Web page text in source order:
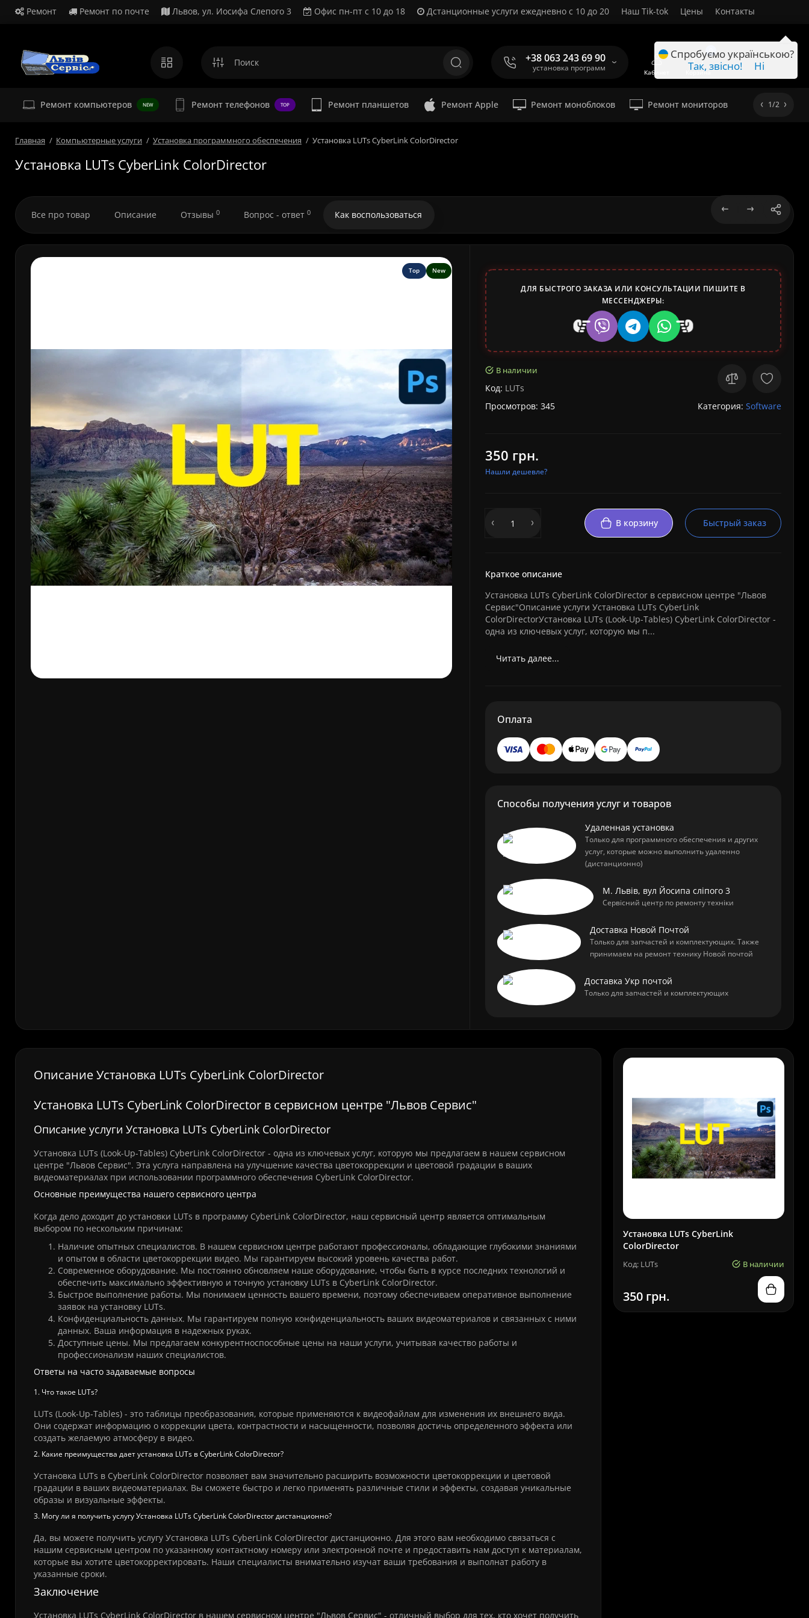
Ремонт Ремонт по почте Львов, ул. Иосифа Слепого 3 Офис пн-пт с 10 до 18 Дстанционные услуги ежедневно с 10 до 20 Наш Tik-tok Цены
Контакты
+38 063 243 69 90
установка программ Кабинет Корзина
Ремонт компьютеров NEW Ремонт телефонов TOP Ремонт планшетов Ремонт Apple Ремонт моноблоков Ремонт мониторов 1/2
Главная Компьютерные услуги Установка программного обеспечения Установка LUTs CyberLink ColorDirector
Установка LUTs CyberLink ColorDirector
Все про товар Описание Отзывы 0 Вопрос - ответ 0 Как воспользоваться
Top New
ДЛЯ БЫСТРОГО ЗАКАЗА ИЛИ КОНСУЛЬТАЦИИ ПИШИТЕ В
МЕССЕНДЖЕРЫ:
В наличии
Код: LUTs
Просмотров: 345
Категория: Software
350 грн.
Нашли дешевле?
В корзину Быстрый заказ
Краткое описание
Установка LUTs CyberLink ColorDirector в сервисном центре "Львов
Сервис"Описание услуги Установка LUTs CyberLink
ColorDirectorУстановка LUTs (Look-Up-Tables) CyberLink ColorDirector -
одна из ключевых услуг, которую мы п...
Читать далее...
Оплата
Способы получения услуг и товаров
Удаленная установка
Только для программного обеспечения и других
услуг, которые можно выполнить удаленно
(дистанционно)
М. Львів, вул Йосипа сліпого 3
Сервісний центр по ремонту техніки
Доставка Новой Почтой
Только для запчастей и комплектующих. Также
принимаем на ремонт технику Новой почтой
Доставка Укр почтой
Только для запчастей и комплектующих
Описание Установка LUTs CyberLink ColorDirector
Установка LUTs CyberLink ColorDirector в сервисном центре "Львов Сервис"
Описание услуги Установка LUTs CyberLink ColorDirector
Установка LUTs (Look-Up-Tables) CyberLink ColorDirector - одна из ключевых услуг, которую мы предлагаем в нашем сервисном
центре "Львов Сервис". Эта услуга направлена на улучшение качества цветокоррекции и цветовой градации в ваших
видеоматериалах при использовании программного обеспечения CyberLink ColorDirector.
Основные преимущества нашего сервисного центра
Когда дело доходит до установки LUTs в программу CyberLink ColorDirector, наш сервисный центр является оптимальным
выбором по нескольким причинам:
Наличие опытных специалистов. В нашем сервисном центре работают профессионалы, обладающие глубокими знаниями
и опытом в области цветокоррекции видео. Мы гарантируем высокий уровень качества работ.
Современное оборудование. Мы постоянно обновляем наше оборудование, чтобы быть в курсе последних технологий и
обеспечить максимально эффективную и точную установку LUTs в CyberLink ColorDirector.
Быстрое выполнение работы. Мы понимаем ценность вашего времени, поэтому обеспечиваем оперативное выполнение
заявок на установку LUTs.
Конфиденциальность данных. Мы гарантируем полную конфиденциальность ваших видеоматериалов и связанных с ними
данных. Ваша информация в надежных руках.
Доступные цены. Мы предлагаем конкурентноспособные цены на наши услуги, учитывая качество работы и
профессионализм наших специалистов.
Ответы на часто задаваемые вопросы
1. Что такое LUTs?
LUTs (Look-Up-Tables) - это таблицы преобразования, которые применяются к видеофайлам для изменения их внешнего вида.
Они содержат информацию о коррекции цвета, контрастности и насыщенности, позволяя достичь определенного эффекта или
создать желаемую атмосферу в видео.
2. Какие преимущества дает установка LUTs в CyberLink ColorDirector?
Установка LUTs в CyberLink ColorDirector позволяет вам значительно расширить возможности цветокоррекции и цветовой
градации в ваших видеоматериалах. Вы сможете быстро и легко применять различные стили и эффекты, создавая уникальные
образы и визуальные эффекты.
3. Могу ли я получить услугу Установка LUTs CyberLink ColorDirector дистанционно?
Да, вы можете получить услугу Установка LUTs CyberLink ColorDirector дистанционно. Для этого вам необходимо связаться с
нашим сервисным центром по указанному контактному номеру или электронной почте и предоставить нам доступ к материалам,
которые вы хотите цветокорректировать. Наши специалисты внимательно изучат ваши требования и выполнат работу в
указанные сроки.
Заключение
Установка LUTs CyberLink ColorDirector в нашем сервисном центре "Львов Сервис" - отличный выбор для тех, кто хочет получить
Установка LUTs CyberLink
ColorDirector
Код: LUTs В наличии
350 грн.
Спробуємо українською?
Так, звісно!
Ні